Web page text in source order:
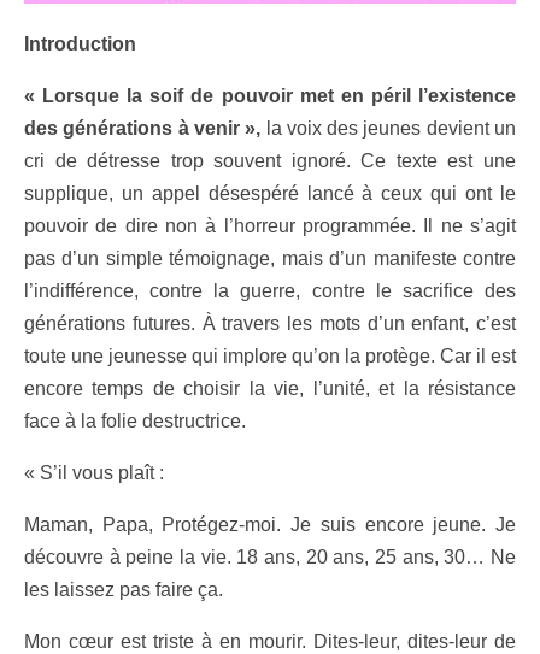
Introduction
« Lorsque la soif de pouvoir met en péril l’existence
des générations à venir », la voix des jeunes devient un
cri de détresse trop souvent ignoré. Ce texte est une
supplique, un appel désespéré lancé à ceux qui ont le
pouvoir de dire non à l’horreur programmée. Il ne s’agit
pas d’un simple témoignage, mais d’un manifeste contre
l’indifférence, contre la guerre, contre le sacrifice des
générations futures. À travers les mots d’un enfant, c’est
toute une jeunesse qui implore qu’on la protège. Car il est
encore temps de choisir la vie, l’unité, et la résistance
face à la folie destructrice.
« S’il vous plaît :
Maman, Papa, Protégez-moi. Je suis encore jeune. Je
découvre à peine la vie. 18 ans, 20 ans, 25 ans, 30… Ne
les laissez pas faire ça.
Mon cœur est triste à en mourir. Dites-leur, dites-leur de